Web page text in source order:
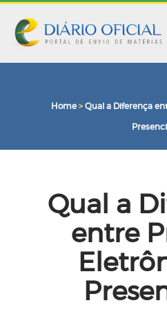
Home > Qual a Diferença
Qual a
entre